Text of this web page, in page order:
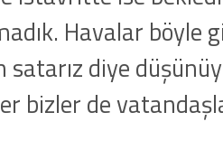
Havalar böyle
diye
bizler de